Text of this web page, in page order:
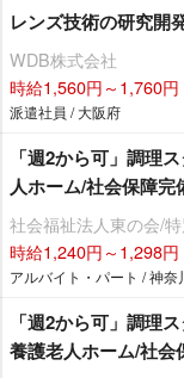
レンズ技術の研究開
WDB株式会社
時給1,560円～1,760円
派遣社員 / 大阪府
「週2から可」調理
人ホーム/社会保障完
社会福祉法人東の会/
時給1,240円～1,298円
アルバイト・パート / 神奈
「週2から可」調理
養護老人ホーム/社会